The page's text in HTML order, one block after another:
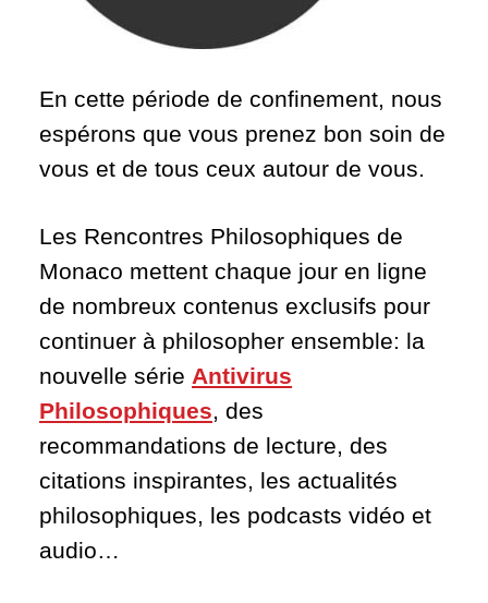
En cette période de confinement, nous
espérons que vous prenez bon soin de
vous et de tous ceux autour de vous.
Les Rencontres Philosophiques de
Monaco mettent chaque jour en ligne
de nombreux contenus exclusifs pour
continuer à philosopher ensemble: la
nouvelle série Antivirus
Philosophiques, des
recommandations de lecture, des
citations inspirantes, les actualités
philosophiques, les podcasts vidéo et
audio…